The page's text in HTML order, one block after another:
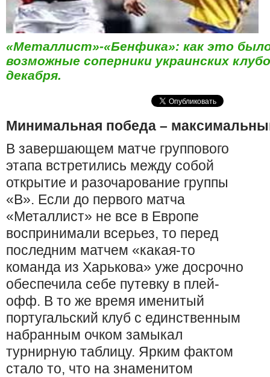
«Металлист»-«Бенфика»: как это
возможные соперники украинских
декабря.
Минимальная победа –
В завершающем матче группового
этапа встретились между собой
открытие и разочарование группы
«В». Если до первого матча
«Металлист» не все в Европе
воспринимали всерьез, то перед
последним матчем «какая-то
команда из Харькова» уже досрочно
обеспечила себе путевку в плей-
офф. В то же время именитый
португальский клуб с единственным
набранным очком замыкал
турнирную таблицу. Ярким фактом
стало то, что на знаменитом